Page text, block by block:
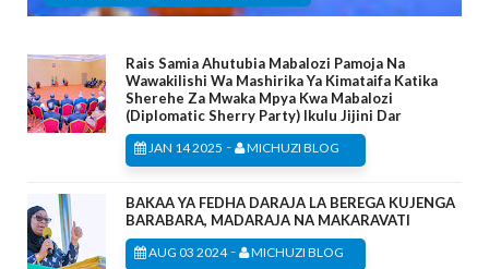
Rais Samia Ahutubia Mabalozi Pamoja Na
Wawakilishi Wa Mashirika Ya Kimataifa Katika
Sherehe Za Mwaka Mpya Kwa Mabalozi
(Diplomatic Sherry Party) Ikulu Jijini Dar
JAN 14 2025 - MICHUZI BLOG
BAKAA YA FEDHA DARAJA LA BEREGA KUJENGA
BARABARA, MADARAJA NA MAKARAVATI
AUG 03 2024- MICHUZI BLOG